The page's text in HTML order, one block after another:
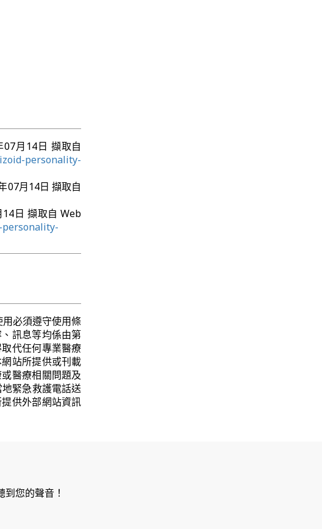
月14日 擷取自
personality-
07月14日 擷取自
日 擷取自 Web
必須遵守使用條
訊息等均係由第
代任何專業醫療
站所提供或刊載
醫療相關問題及
緊急救護電話送
供外部網站資訊
您的聲音！